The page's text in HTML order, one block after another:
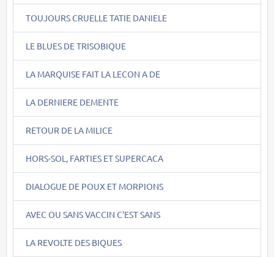
TOUJOURS CRUELLE TATIE DANIELE
LE BLUES DE TRISOBIQUE
LA MARQUISE FAIT LA LECON A DE
LA DERNIERE DEMENTE
RETOUR DE LA MILICE
HORS-SOL, FARTIES ET SUPERCACA
DIALOGUE DE POUX ET MORPIONS
AVEC OU SANS VACCIN C'EST SANS
LA REVOLTE DES BIQUES